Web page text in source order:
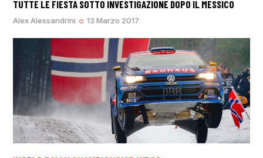
TUTTE LE FIESTA SOTTO INVESTIGAZIONE DOPO IL MESSICO
Alex Alessandrini 13 Marzo 2017